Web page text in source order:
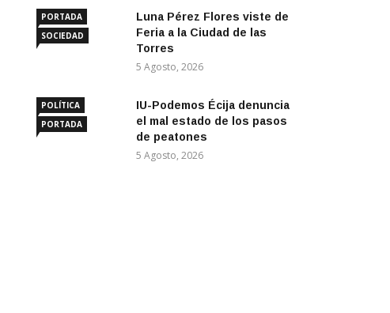
PORTADA
SOCIEDAD
Luna Pérez Flores viste de
Feria a la Ciudad de las
Torres
5 Agosto, 2026
POLÍTICA
PORTADA
IU-Podemos Écija denuncia
el mal estado de los pasos
de peatones
5 Agosto, 2026